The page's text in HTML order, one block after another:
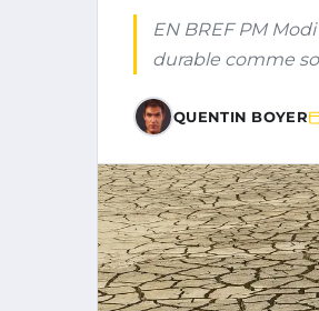
EN BREF PM
durable comme
QUENTIN BOYER